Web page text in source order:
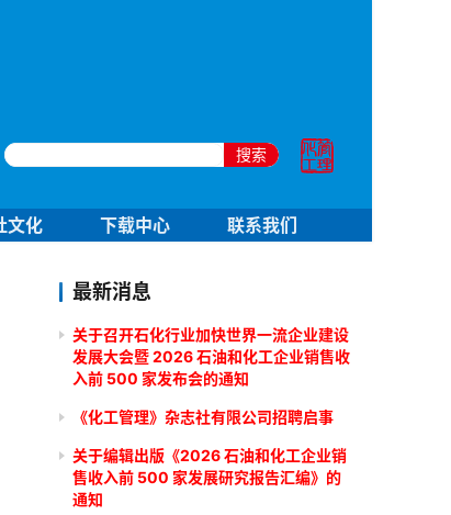
搜索
文化 下载中心 联系我们
最新消息
关于召开石化行业加快世界一流企业建设
发展大会暨 2026 石油和化工企业销售收
入前 500 家发布会的通知
《化工管理》杂志社有限公司招聘启事
关于编辑出版《2026 石油和化工企业销
售收入前 500 家发展研究报告汇编》的
通知